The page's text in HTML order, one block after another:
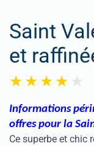
Saint
et
Informations
offres pour la
Ce superbe et chic